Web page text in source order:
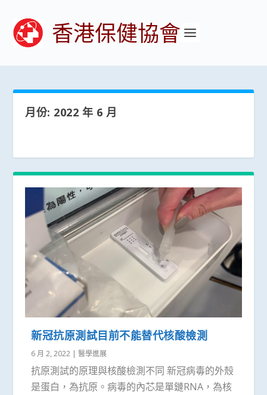
香港保健協會
月份: 2022 年 6 月
新冠抗原測試目前不能替代核酸檢測
6 月 2, 2022 |醫學進展
抗原測試的原理與核酸檢測不同 新冠病毒的外殼
是蛋白，為抗原。病毒的內芯是單鏈RNA，為核